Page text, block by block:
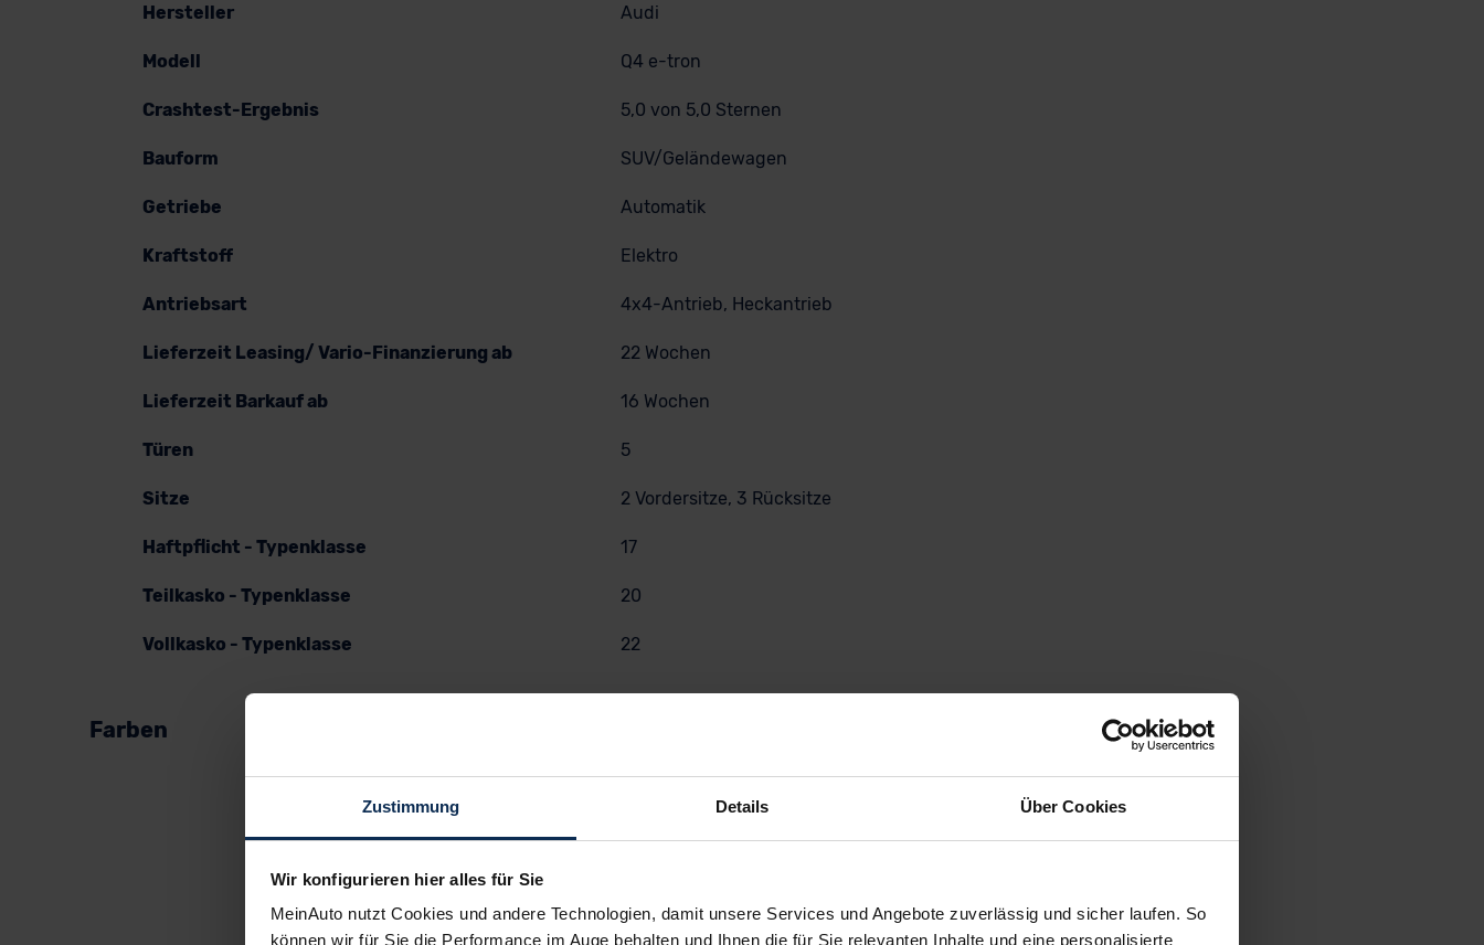
Zustimmung Details Über Cookies
Wir konfigurieren hier alles für Sie
MeinAuto nutzt Cookies und andere Technologien, damit unsere Services und Angebote zuverlässig und sicher laufen. So
können wir für Sie die Performance im Auge behalten und Ihnen die für Sie relevanten Inhalte und eine personalisierte
Hersteller Audi
Modell Q4 e-tron
Crashtest-Ergebnis 5,0 von 5,0 Sternen
Bauform SUV/Geländewagen
Getriebe Automatik
Kraftstoff Elektro
Antriebsart 4x4-Antrieb, Heckantrieb
Lieferzeit Leasing/ Vario-Finanzierung ab 22 Wochen
Lieferzeit Barkauf ab 16 Wochen
Türen 5
Sitze 2 Vordersitze, 3 Rücksitze
Haftpflicht - Typenklasse 17
Teilkasko - Typenklasse 20
Vollkasko - Typenklasse 22
Farben